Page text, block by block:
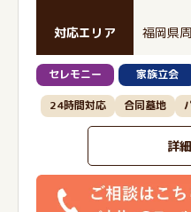
対応エリア 福岡県
セレモニー 家族立会
24時間対応 合同墓地
詳